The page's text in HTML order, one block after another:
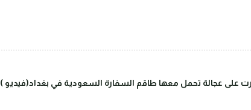
على عجالة تحمل معها طاقم السفارة السعودية في بغداد(فيديو )